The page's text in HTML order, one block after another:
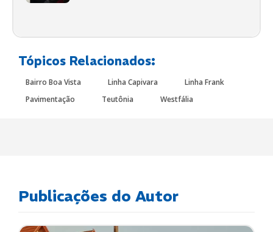
Tópicos Relacionados:
Bairro Boa Vista Linha Capivara
Linha Frank
Pavimentação
Teutônia Westfália
Publicações do Autor